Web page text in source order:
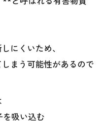
にくいため、
まう可能性があるので
吸い込む